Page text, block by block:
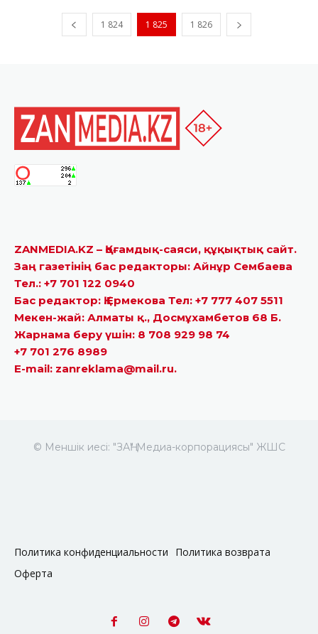
1 824 1 825 1 826
ZANMEDIA.KZ – Қоғамдық-саяси, құқықтық сайт.
Заң газетінің бас редакторы: Айнұр Сембаева
Тел.: +7 701 122 0940
Бас редактор: Қ.Ермекова Тел: +7 777 407 5511
Мекен-жай: Алматы қ., Досмұхамбетов 68 Б.
Жарнама беру үшін: 8 708 929 98 74
+7 701 276 8989
E-mail: zanreklama@mail.ru.
© Меншік иесі: "ЗАҢ" Медиа-корпорациясы" ЖШС
Политика конфиденциальности
Политика возврата
Оферта